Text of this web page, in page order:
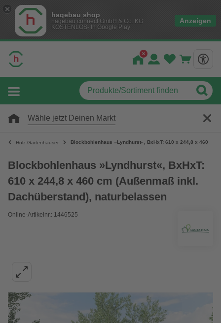
hagebau shop
hagebau connect GmbH & Co. KG
KOSTENLOS- In Google Play
Anzeigen
Wähle jetzt Deinen Markt
Holz-Gartenhäuser Blockbohlenhaus »Lyndhurst«, BxHxT: 610 x 244,8 x 460 cm
Blockbohlenhaus »Lyndhurst«, BxHxT:
610 x 244,8 x 460 cm (Außenmaß inkl.
Dachüberstand), naturbelassen
Online-Artikelnr.: 1446525